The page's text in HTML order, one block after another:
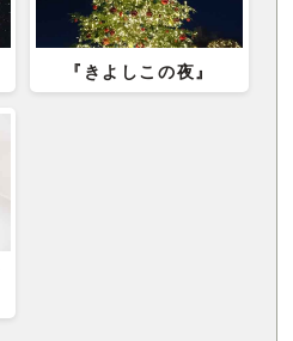
『きよしこの夜』